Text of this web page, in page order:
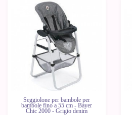
Seggiolone per bambole per
bambole fino a 55 cm - Bayer
Chic 2000 - Grigio denim